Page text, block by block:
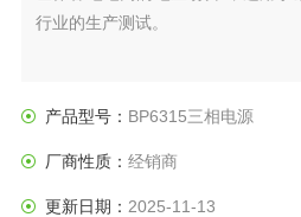
行业的生产测试。
产品型号： BP6315三相电源
厂商性质： 经销商
更新日期： 2025-11-13